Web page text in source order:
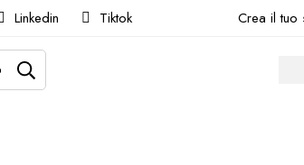
Linkedin Tiktok Crea il tuo